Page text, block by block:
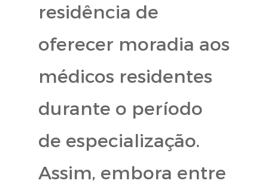
residência de
oferecer moradia aos
médicos residentes
durante o período
de especialização.
Assim, embora entre